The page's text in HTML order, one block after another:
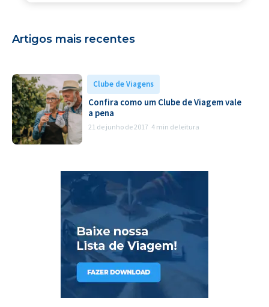
Artigos mais recentes
Clube de Viagens
Confira como um Clube de Viagem vale
a pena
21 de junho de 2017 4 min de leitura